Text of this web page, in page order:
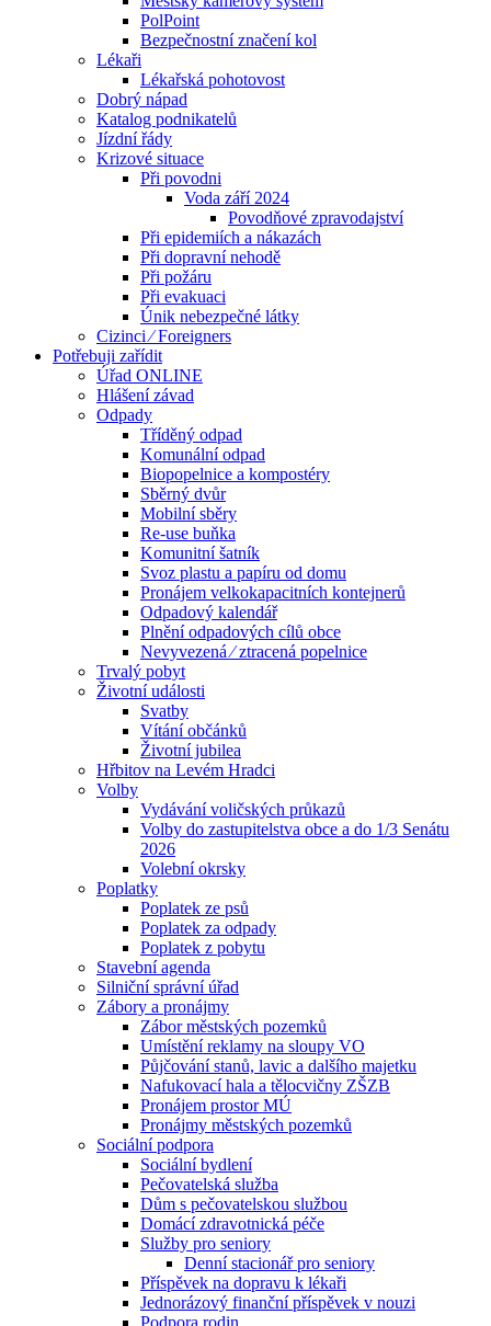
PolPoint
Bezpečnostní značení kol
Lékaři
Lékařská pohotovost
Dobrý nápad
Katalog podnikatelů
Jízdní řády
Krizové situace
Při povodni
Voda září 2024
Povodňové zpravodajství
Při epidemiích a nákazách
Při dopravní nehodě
Při požáru
Při evakuaci
Únik nebezpečné látky
Cizinci ⁄ Foreigners
Potřebuji zařídit
Úřad ONLINE
Hlášení závad
Odpady
Tříděný odpad
Komunální odpad
Biopopelnice a kompostéry
Sběrný dvůr
Mobilní sběry
Re-use buňka
Komunitní šatník
Svoz plastu a papíru od domu
Pronájem velkokapacitních kontejnerů
Odpadový kalendář
Plnění odpadových cílů obce
Nevyvezená ⁄ ztracená popelnice
Trvalý pobyt
Životní události
Svatby
Vítání občánků
Životní jubilea
Hřbitov na Levém Hradci
Volby
Vydávání voličských průkazů
Volby do zastupitelstva obce a do 1/3 Senátu
2026
Volební okrsky
Poplatky
Poplatek ze psů
Poplatek za odpady
Poplatek z pobytu
Stavební agenda
Silniční správní úřad
Zábory a pronájmy
Zábor městských pozemků
Umístění reklamy na sloupy VO
Půjčování stanů, lavic a dalšího majetku
Nafukovací hala a tělocvičny ZŠZB
Pronájem prostor MÚ
Pronájmy městských pozemků
Sociální podpora
Sociální bydlení
Pečovatelská služba
Dům s pečovatelskou službou
Domácí zdravotnická péče
Služby pro seniory
Denní stacionář pro seniory
Příspěvek na dopravu k lékaři
Jednorázový finanční příspěvek v nouzi
Podpora rodin